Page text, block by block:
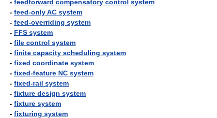
- feedforward compensatory control system
- feed-only AC system
- feed-overriding system
- FFS system
- file control system
- finite capacity scheduling system
- fixed coordinate system
- fixed-feature NC system
- fixed-rail system
- fixture design system
- fixture system
- fixturing system